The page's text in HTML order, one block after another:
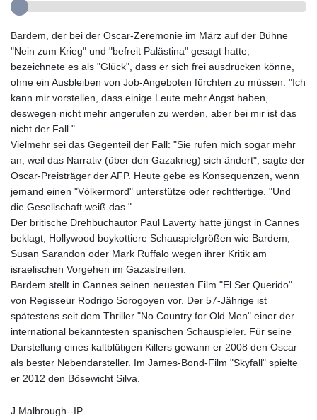
Bardem, der bei der Oscar-Zeremonie im März auf der Bühne
"Nein zum Krieg" und "befreit Palästina" gesagt hatte,
bezeichnete es als "Glück", dass er sich frei ausdrücken könne,
ohne ein Ausbleiben von Job-Angeboten fürchten zu müssen. "Ich
kann mir vorstellen, dass einige Leute mehr Angst haben,
deswegen nicht mehr angerufen zu werden, aber bei mir ist das
nicht der Fall."
Vielmehr sei das Gegenteil der Fall: "Sie rufen mich sogar mehr
an, weil das Narrativ (über den Gazakrieg) sich ändert", sagte der
Oscar-Preisträger der AFP. Heute gebe es Konsequenzen, wenn
jemand einen "Völkermord" unterstütze oder rechtfertige. "Und
die Gesellschaft weiß das."
Der britische Drehbuchautor Paul Laverty hatte jüngst in Cannes
beklagt, Hollywood boykottiere Schauspielgrößen wie Bardem,
Susan Sarandon oder Mark Ruffalo wegen ihrer Kritik am
israelischen Vorgehen im Gazastreifen.
Bardem stellt in Cannes seinen neuesten Film "El Ser Querido"
von Regisseur Rodrigo Sorogoyen vor. Der 57-Jährige ist
spätestens seit dem Thriller "No Country for Old Men" einer der
international bekanntesten spanischen Schauspieler. Für seine
Darstellung eines kaltblütigen Killers gewann er 2008 den Oscar
als bester Nebendarsteller. Im James-Bond-Film "Skyfall" spielte
er 2012 den Bösewicht Silva.
J.Malbrough--IP